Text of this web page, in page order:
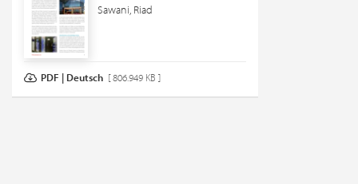
Sawani, Riad
PDF | Deutsch [ 806.949 KB ]